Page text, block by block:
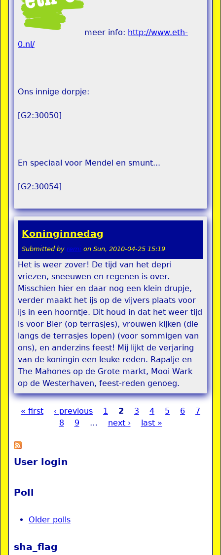
meer info: http://www.eth-
0.nl/
Ons innige dorpje:
[G2:30050]
En speciaal voor Mendel en smunt...
[G2:30054]
Koninginnedag
Submitted by remi on Sun, 2010-04-25 15:19
Het is weer zover! De tijd van het depri
vriezen, sneeuwen en regenen is over.
Misschien hier en daar nog een klein drupje,
verder maakt het ijs op de vijvers plaats voor
ijs in een hoorntje. Dit houd in dat het weer tijd
is voor Bier (op terrasjes), vrouwen kijken (die
langs de terrasjes lopen) (voor sommigen van
ons), en anderzins feest! Mij lijkt de verjaring
van de koningin een leuke reden. Rapalje en
The Mahones op de Grote markt, Mooi Wark
op de Westerhaven, feest-reden genoeg.
« first ‹ previous 1 2 3 4 5 6
7
8
9 … next › last »
User login
Poll
Older polls
sha_flag